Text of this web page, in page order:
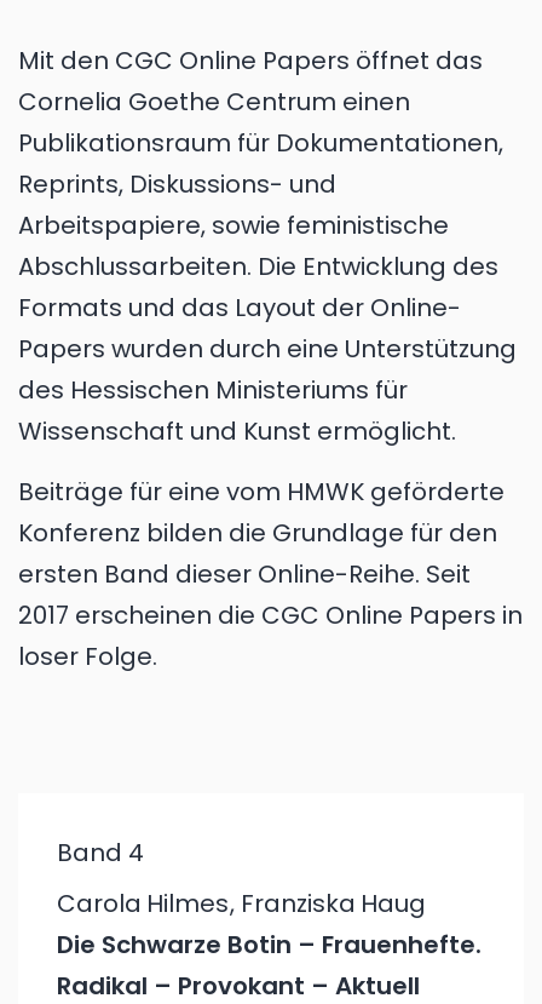
Mit den CGC Online Papers öffnet das
Cornelia Goethe Centrum einen
Publikationsraum für Dokumentationen,
Reprints, Diskussions- und
Arbeitspapiere, sowie feministische
Abschlussarbeiten. Die Entwicklung des
Formats und das Layout der Online-
Papers wurden durch eine Unterstützung
des Hessischen Ministeriums für
Wissenschaft und Kunst ermöglicht.
Beiträge für eine vom HMWK geförderte
Konferenz bilden die Grundlage für den
ersten Band dieser Online-Reihe. Seit
2017 erscheinen die CGC Online Papers in
loser Folge.
Band 4
Carola Hilmes, Franziska Haug
Die Schwarze Botin – Frauenhefte.
Radikal – Provokant – Aktuell